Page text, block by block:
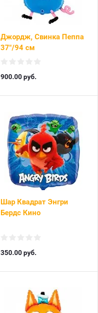
Джордж, Свинка Пеппа
37"/94 см
900.00руб.
Шар Квадрат Энгри
Бердс Кино
350.00руб.